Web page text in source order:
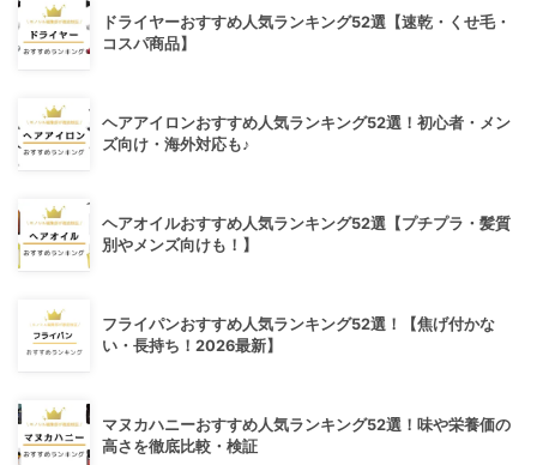
ドライヤーおすすめ人気ランキング52選【速乾・くせ毛・
コスパ商品】
ヘアアイロンおすすめ人気ランキング52選！初心者・メン
ズ向け・海外対応も♪
ヘアオイルおすすめ人気ランキング52選【プチプラ・髪質
別やメンズ向けも！】
フライパンおすすめ人気ランキング52選！【焦げ付かな
い・長持ち！2026最新】
マヌカハニーおすすめ人気ランキング52選！味や栄養価の
高さを徹底比較・検証